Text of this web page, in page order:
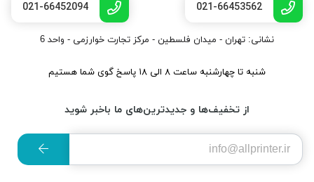
021-66453562
021-66452094
نشانی: تهران - میدان فلسطین - مرکز تجارت خوارزمی - واحد 6
شنبه تا چهارشنبه ساعت ۸ الی ۱۸ پاسخ گوی شما هستیم
از تخفیف‌ها و جدیدترین‌های ما باخبر شوید